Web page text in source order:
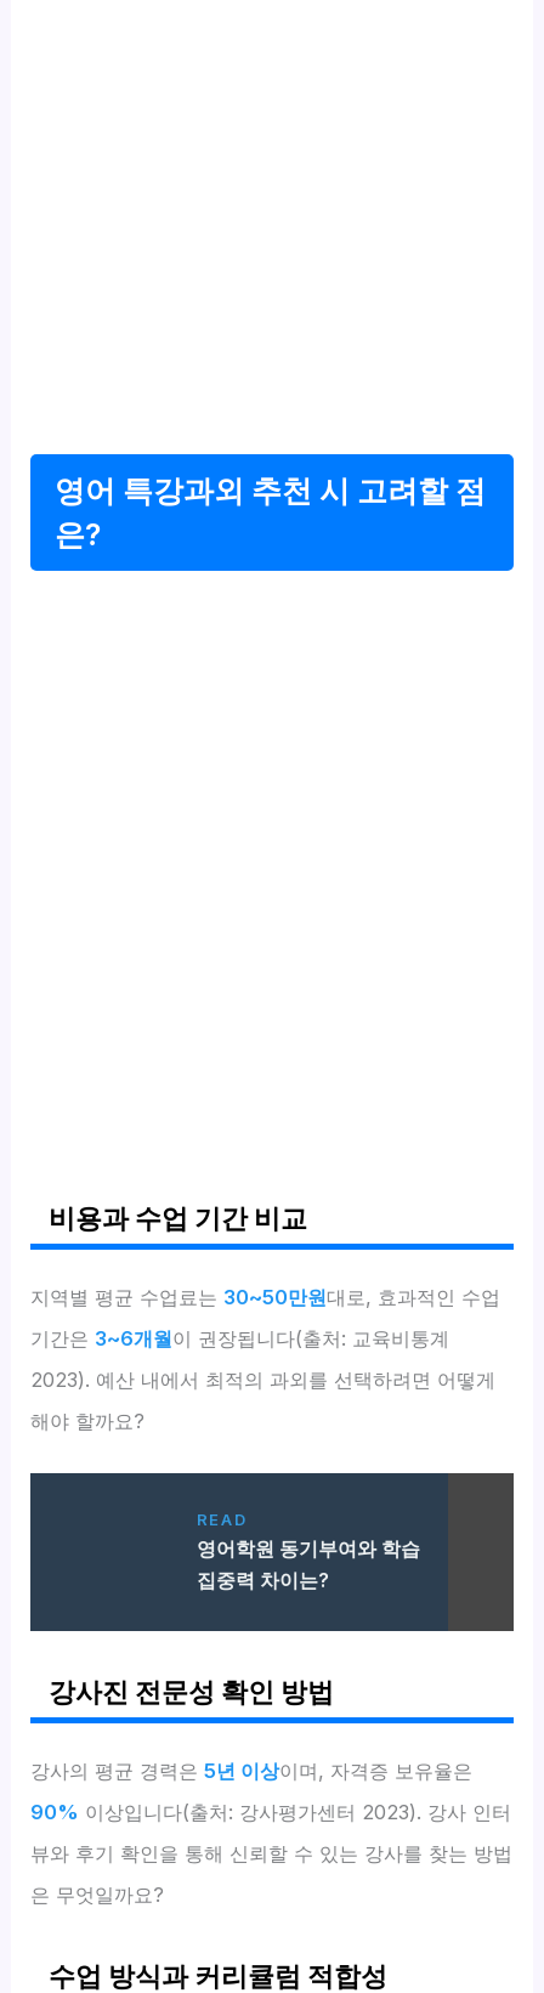
영어 특강과외 추천 시 고려할 점
은?
비용과 수업 기간 비교
지역별 평균 수업료는 30~50만원대로, 효과적인 수업
기간은 3~6개월이 권장됩니다(출처: 교육비통계
2023). 예산 내에서 최적의 과외를 선택하려면 어떻게
해야 할까요?
READ
영어학원 동기부여와 학습
집중력 차이는?
강사진 전문성 확인 방법
강사의 평균 경력은5년 이상이며, 자격증 보유율은
90% 이상입니다(출처: 강사평가센터 2023). 강사 인터
뷰와 후기 확인을 통해 신뢰할 수 있는 강사를 찾는 방법
은 무엇일까요?
수업 방식과 커리큘럼 적합성